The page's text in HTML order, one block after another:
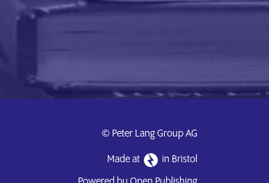
© Peter Lang Group AG
Made at
in Bristol